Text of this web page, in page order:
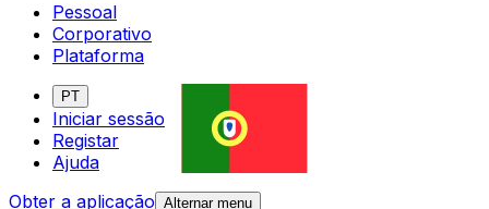
Pessoal
Corporativo
Plataforma
PT
Iniciar sessão
Registar
Ajuda
Obter a aplicação Alternar menu